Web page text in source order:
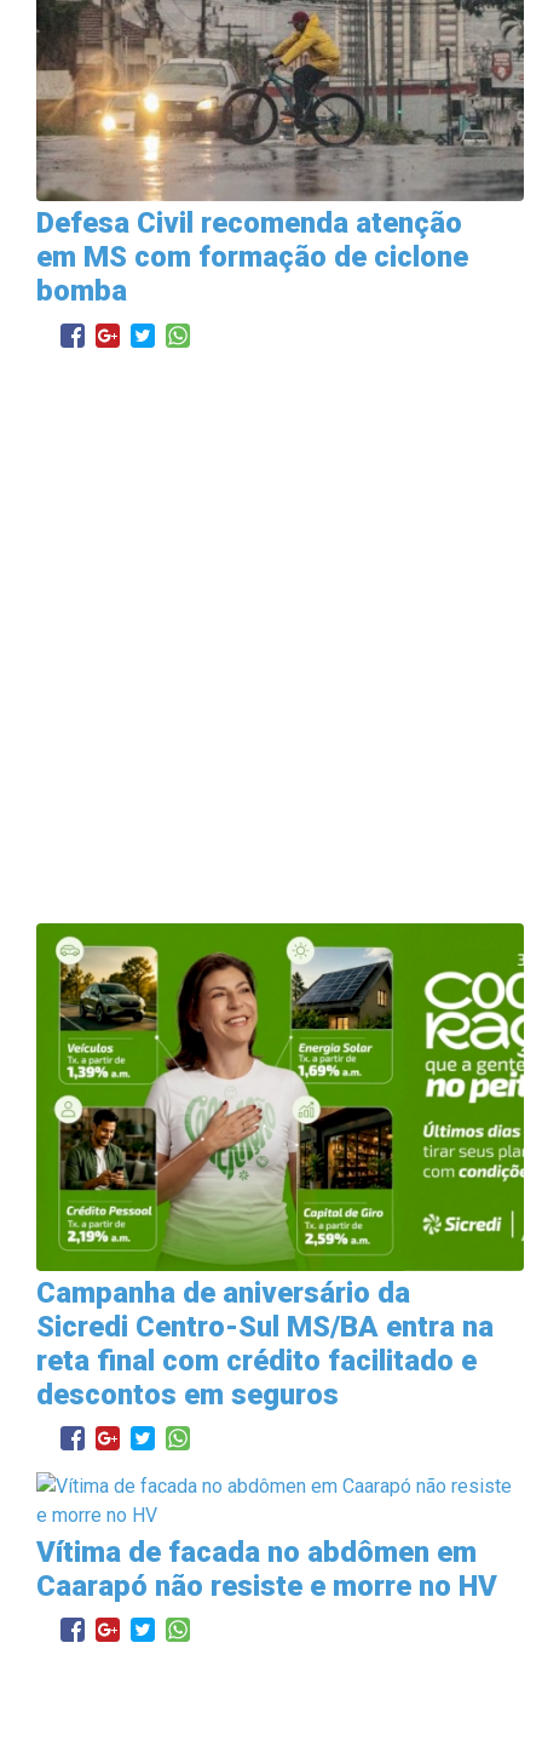
Defesa Civil recomenda atenção
em MS com formação de ciclone
bomba
Campanha de aniversário da
Sicredi Centro-Sul MS/BA entra na
reta final com crédito facilitado e
descontos em seguros
Vítima de facada no abdômen em
Caarapó não resiste e morre no HV